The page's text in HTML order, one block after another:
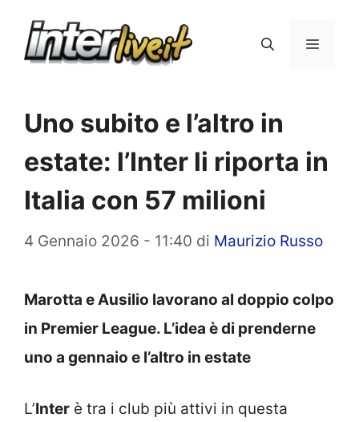
Menu
Uno subito e l’altro in
estate: l’Inter li riporta in
Italia con 57 milioni
4 Gennaio 2026 - 11:40 di Maurizio Russo
Marotta e Ausilio lavorano al doppio colpo
in Premier League. L’idea è di prenderne
uno a gennaio e l’altro in estate
L’Inter è tra i club più attivi in questa